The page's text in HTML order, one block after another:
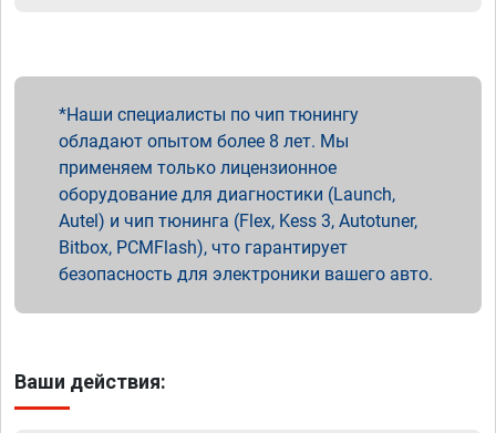
Наши специалисты по чип тюнингу
обладают опытом более 8 лет. Мы
применяем только лицензионное
оборудование для диагностики (Launch,
Autel) и чип тюнинга (Flex, Kess 3, Autotuner,
Bitbox, PCMFlash), что гарантирует
безопасность для электроники вашего авто.
Ваши действия: